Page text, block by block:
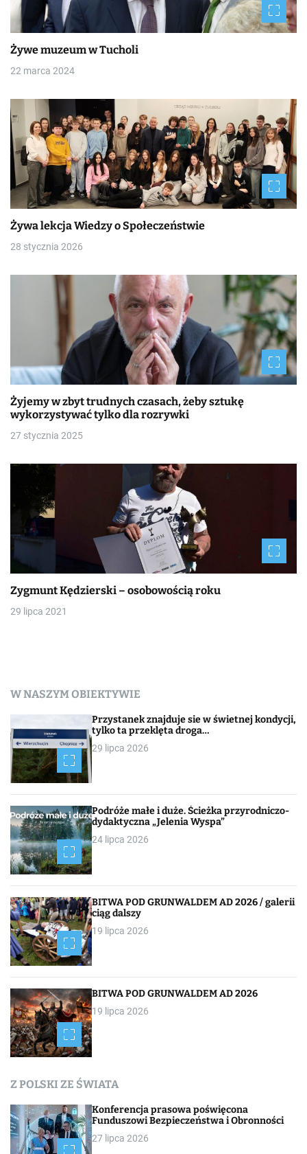
Żywe muzeum w Tucholi
22 marca 2024
Żywa lekcja Wiedzy o Społeczeństwie
28 stycznia 2026
Żyjemy w zbyt trudnych czasach, żeby sztukę
wykorzystywać tylko dla rozrywki
27 stycznia 2025
Zygmunt Kędzierski – osobowością roku
29 lipca 2021
W NASZYM OBIEKTYWIE
Przystanek znajduje sie w świetnej kondycji,
tylko ta przeklęta droga…
29 lipca 2026
Podróże małe i duże. Ścieżka przyrodniczo-
dydaktyczna „Jelenia Wyspa”
24 lipca 2026
BITWA POD GRUNWALDEM AD 2026 / galerii
ciąg dalszy
19 lipca 2026
BITWA POD GRUNWALDEM AD 2026
19 lipca 2026
Z POLSKI ZE ŚWIATA
Konferencja prasowa poświęcona
Funduszowi Bezpieczeństwa i Obronności
27 lipca 2026